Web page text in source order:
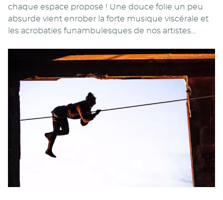
chaque espace proposé ! Une douce folie un peu
absurde vient enrober la forte musique viscérale et
les acrobaties funambulesques de nos artistes...